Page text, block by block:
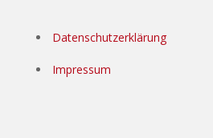
Datenschutzerklärung
Impressum